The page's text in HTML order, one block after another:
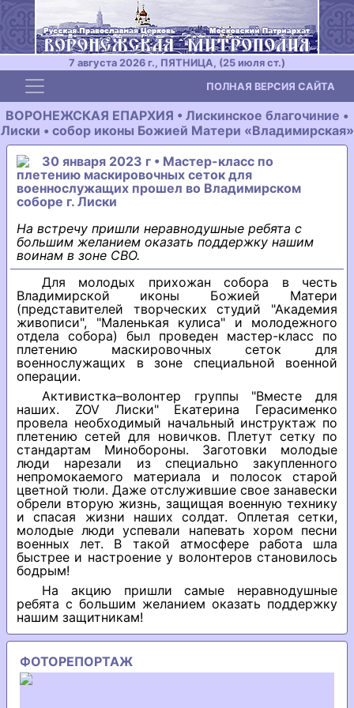
7 августа 2026 г., ПЯТНИЦА, (25 июля ст.)
Toggle navigation ПОЛНАЯ ВЕРСИЯ САЙТА
ВОРОНЕЖСКАЯ ЕПАРХИЯ • Лискинское благочиние •
Лиски • собор иконы Божией Матери «Владимирская»
30 января 2023 г • Мастер-класс по
плетению маскировочных сеток для
военнослужащих прошел во Владимирском
соборе г. Лиски
На встречу пришли неравнодушные ребята с
большим желанием оказать поддержку нашим
воинам в зоне СВО.
Для молодых прихожан собора в честь
Владимирской иконы Божией Матери
(представителей творческих студий "Академия
живописи", "Маленькая кулиса" и молодежного
отдела собора) был проведен мастер-класс по
плетению маскировочных сеток для
военнослужащих в зоне специальной военной
операции.
Активистка–волонтер группы "Вместе для
наших. ZOV Лиски" Екатерина Герасименко
провела необходимый начальный инструктаж по
плетению сетей для новичков. Плетут сетку по
стандартам Минобороны. Заготовки молодые
люди нарезали из специально закупленного
непромокаемого материала и полосок старой
цветной тюли. Даже отслужившие свое занавески
обрели вторую жизнь, защищая военную технику
и спасая жизни наших солдат. Оплетая сетки,
молодые люди успевали напевать хором песни
военных лет. В такой атмосфере работа шла
быстрее и настроение у волонтеров становилось
бодрым!
На акцию пришли самые неравнодушные
ребята с большим желанием оказать поддержку
нашим защитникам!
ФОТОРЕПОРТАЖ